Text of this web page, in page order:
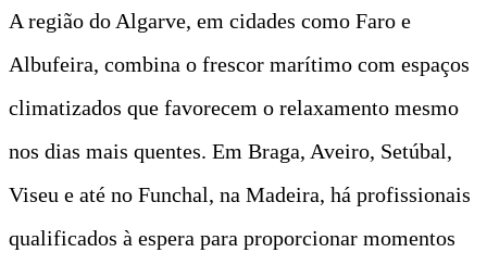
A região do Algarve, em cidades como Faro e
Albufeira, combina o frescor marítimo com espaços
climatizados que favorecem o relaxamento mesmo
nos dias mais quentes. Em Braga, Aveiro, Setúbal,
Viseu e até no Funchal, na Madeira, há profissionais
qualificados à espera para proporcionar momentos